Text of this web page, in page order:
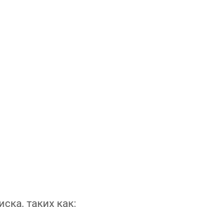
таких как: